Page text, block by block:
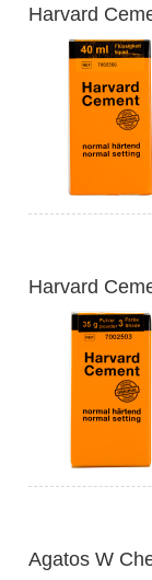
Harvard
Harvard
Agatos W